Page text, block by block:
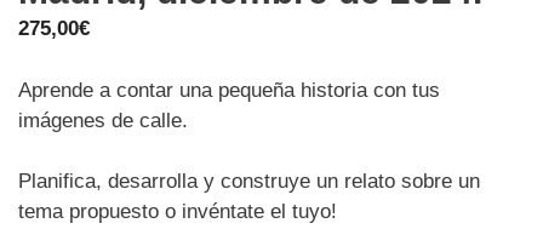
275,00€
Aprende a contar una pequeña historia con tus
imágenes de calle.
Planifica, desarrolla y construye un relato sobre un
tema propuesto o invéntate el tuyo!